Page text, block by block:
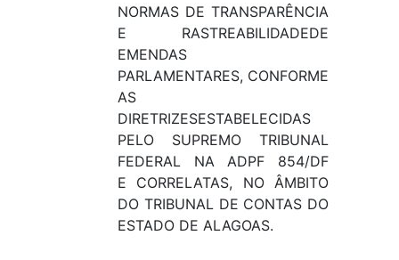
NORMAS DE TRANSPARÊNCIA
E RASTREABILIDADEDE
EMENDAS
PARLAMENTARES, CONFORME
AS
DIRETRIZESESTABELECIDAS
PELO SUPREMO TRIBUNAL
FEDERAL NA ADPF 854/DF
E CORRELATAS, NO ÂMBITO
DO TRIBUNAL DE CONTAS DO
ESTADO DE ALAGOAS.